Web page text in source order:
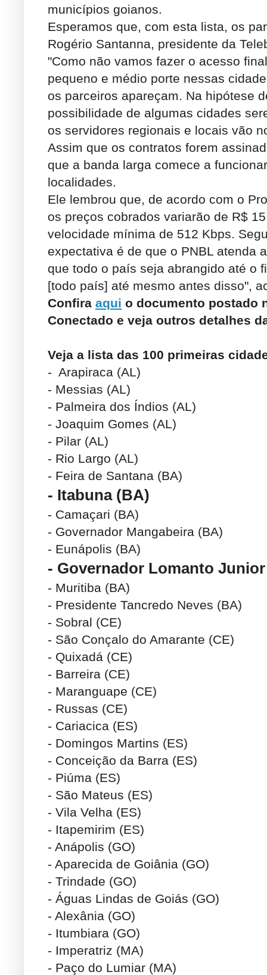
municípios goianos.
Esperamos que, com esta lista, os
Rogério Santanna, presidente da
"Como não vamos fazer o acesso
pequeno e médio porte nessas
os parceiros apareçam. Na hipótese
possibilidade de algumas cidades
os servidores regionais e locais vão
Assim que os contratos forem
que a banda larga comece a
localidades.
Ele lembrou que, de acordo com o
os preços cobrados variarão de R$
velocidade mínima de 512 Kbps.
expectativa é de que o PNBL atenda
que todo o país seja abrangido até o
[todo país] até mesmo antes disso",
Confira aqui o documento postado
Conectado e veja outros detalhes
Veja a lista das 100 primeiras
- Arapiraca (AL)
- Messias (AL)
- Palmeira dos Índios (AL)
- Joaquim Gomes (AL)
- Pilar (AL)
- Rio Largo (AL)
- Feira de Santana (BA)
- Itabuna (BA)
- Camaçari (BA)
- Governador Mangabeira (BA)
- Eunápolis (BA)
- Governador Lomanto
- Muritiba (BA)
- Presidente Tancredo Neves (BA)
- Sobral (CE)
- São Conçalo do Amarante (CE)
- Quixadá (CE)
- Barreira (CE)
- Maranguape (CE)
- Russas (CE)
- Cariacica (ES)
- Domingos Martins (ES)
- Conceição da Barra (ES)
- Piúma (ES)
- São Mateus (ES)
- Vila Velha (ES)
- Itapemirim (ES)
- Anápolis (GO)
- Aparecida de Goiânia (GO)
- Trindade (GO)
- Águas Lindas de Goiás (GO)
- Alexânia (GO)
- Itumbiara (GO)
- Imperatriz (MA)
- Paço do Lumiar (MA)